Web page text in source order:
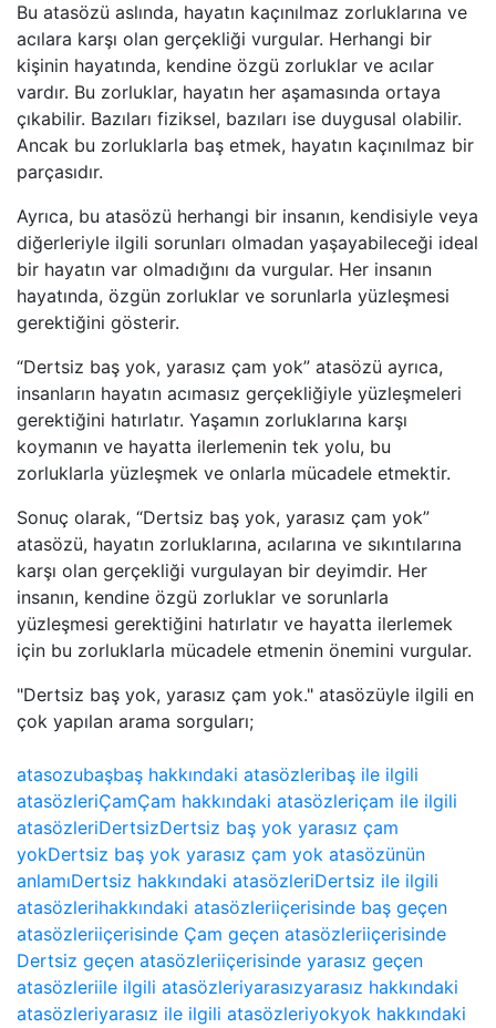
Bu atasözü aslında, hayatın kaçınılmaz zorluklarına ve
acılara karşı olan gerçekliği vurgular. Herhangi bir
kişinin hayatında, kendine özgü zorluklar ve acılar
vardır. Bu zorluklar, hayatın her aşamasında ortaya
çıkabilir. Bazıları fiziksel, bazıları ise duygusal olabilir.
Ancak bu zorluklarla baş etmek, hayatın kaçınılmaz bir
parçasıdır.
Ayrıca, bu atasözü herhangi bir insanın, kendisiyle veya
diğerleriyle ilgili sorunları olmadan yaşayabileceği ideal
bir hayatın var olmadığını da vurgular. Her insanın
hayatında, özgün zorluklar ve sorunlarla yüzleşmesi
gerektiğini gösterir.
“Dertsiz baş yok, yarasız çam yok” atasözü ayrıca,
insanların hayatın acımasız gerçekliğiyle yüzleşmeleri
gerektiğini hatırlatır. Yaşamın zorluklarına karşı
koymanın ve hayatta ilerlemenin tek yolu, bu
zorluklarla yüzleşmek ve onlarla mücadele etmektir.
Sonuç olarak, “Dertsiz baş yok, yarasız çam yok”
atasözü, hayatın zorluklarına, acılarına ve sıkıntılarına
karşı olan gerçekliği vurgulayan bir deyimdir. Her
insanın, kendine özgü zorluklar ve sorunlarla
yüzleşmesi gerektiğini hatırlatır ve hayatta ilerlemek
için bu zorluklarla mücadele etmenin önemini vurgular.
"Dertsiz baş yok, yarasız çam yok." atasözüyle ilgili en
çok yapılan arama sorguları;
atasozubaşbaş hakkındaki atasözleribaş ile ilgili
atasözleriÇamÇam hakkındaki atasözleriçam ile ilgili
atasözleriDertsizDertsiz baş yok yarasız çam
yokDertsiz baş yok yarasız çam yok atasözünün
anlamıDertsiz hakkındaki atasözleriDertsiz ile ilgili
atasözlerihakkındaki atasözleriiçerisinde baş geçen
atasözleriiçerisinde Çam geçen atasözleriiçerisinde
Dertsiz geçen atasözleriiçerisinde yarasız geçen
atasözleriile ilgili atasözleriyarasızyarasız hakkındaki
atasözleriyarasız ile ilgili atasözleriyokyok hakkındaki